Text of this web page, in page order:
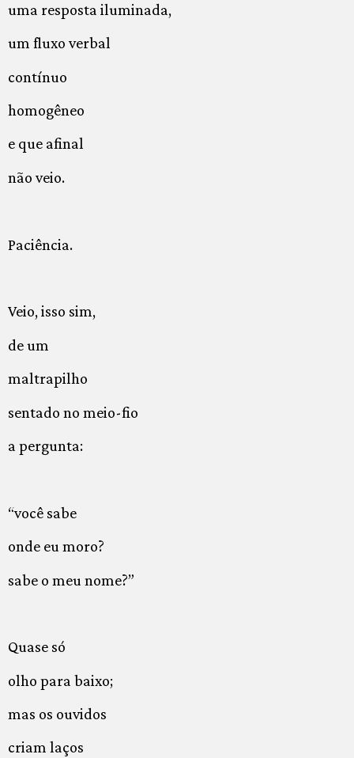
uma resposta iluminada,
um fluxo verbal
contínuo
homogêneo
e que afinal
não veio.
Paciência.
Veio, isso sim,
de um
maltrapilho
sentado no meio-fio
a pergunta:
“você sabe
onde eu moro?
sabe o meu nome?”
Quase só
olho para baixo;
mas os ouvidos
criam laços